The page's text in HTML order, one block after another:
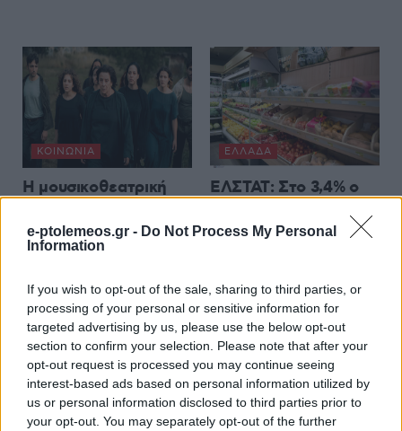
e-ptolemeos.gr - Do Not Process My Personal
Information
If you wish to opt-out of the sale, sharing to third parties, or
processing of your personal or sensitive information for
targeted advertising by us, please use the below opt-out
section to confirm your selection. Please note that after your
opt-out request is processed you may continue seeing
interest-based ads based on personal information utilized by
us or personal information disclosed to third parties prior to
your opt-out. You may separately opt-out of the further
ΚΟΙΝΩΝΊΑ
Η μουσικοθεατρική
ΛΑΟΣ» – Ένα σκηνικό
ρέκβιεμ για την ήττα
στην Ποντοκώμη την
Κυριακή 9/8
8 Αυγούστου 2026, 3:02 μμ
ΕΛΛΆΔΑ
ΕΛΣΤΑΤ: Στο 3,4% ο
Ιούλιο